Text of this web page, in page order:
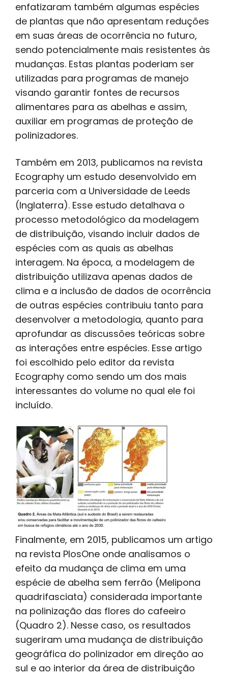
enfatizaram também algumas espécies
de plantas que não apresentam reduções
em suas áreas de ocorrência no futuro,
sendo potencialmente mais resistentes às
mudanças. Estas plantas poderiam ser
utilizadas para programas de manejo
visando garantir fontes de recursos
alimentares para as abelhas e assim,
auxiliar em programas de proteção de
polinizadores.
Também em 2013, publicamos na revista
Ecography um estudo desenvolvido em
parceria com a Universidade de Leeds
(Inglaterra). Esse estudo detalhava o
processo metodológico da modelagem
de distribuição, visando incluir dados de
espécies com as quais as abelhas
interagem. Na época, a modelagem de
distribuição utilizava apenas dados de
clima e a inclusão de dados de ocorrência
de outras espécies contribuiu tanto para
desenvolver a metodologia, quanto para
aprofundar as discussões teóricas sobre
as interações entre espécies. Esse artigo
foi escolhido pelo editor da revista
Ecography como sendo um dos mais
interessantes do volume no qual ele foi
incluído.
Finalmente, em 2015, publicamos um artigo
na revista PlosOne onde analisamos o
efeito da mudança de clima em uma
espécie de abelha sem ferrão (Melipona
quadrifasciata) considerada importante
na polinização das flores do cafeeiro
(Quadro 2). Nesse caso, os resultados
sugeriram uma mudança de distribuição
geográfica do polinizador em direção ao
sul e ao interior da área de distribuição